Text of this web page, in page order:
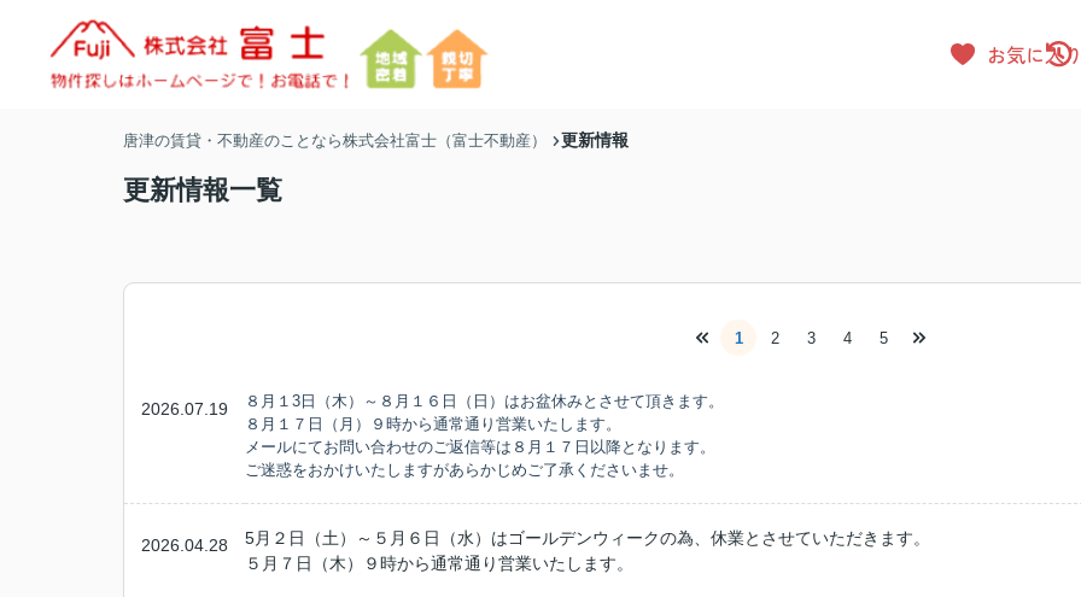
お気に入
唐津の賃貸・不動産のことなら株式会社富士（富士不動産） 更新情報
更新情報一覧
1 2 3 4 5
2026.07.19
８月１3日（木）～８月１６日（日）はお盆休みとさせて頂きます。
８月１７日（月）９時から通常通り営業いたします。
メールにてお問い合わせのご返信等は８月１７日以降となります。
ご迷惑をおかけいたしますがあらかじめご了承くださいませ。
2026.04.28
5月２日（土）～５月６日（水）はゴールデンウィークの為、休業とさせていただきます。
５月７日（木）９時から通常通り営業いたします。